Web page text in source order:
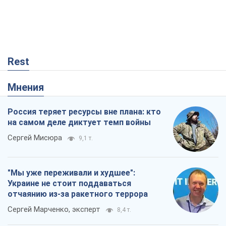
Rest
Мнения
Россия теряет ресурсы вне плана: кто
на самом деле диктует темп войны
Сергей Мисюра 9,1 т.
"Мы уже переживали и худшее":
Украине не стоит поддаваться
отчаянию из-за ракетного террора
Сергей Марченко, эксперт 8,4 т.